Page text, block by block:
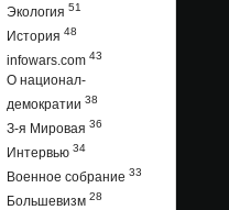
Экология 51
История 48
infowars.com 43
О национал-
демократии 38
З-я Мировая 36
Интервью 34
Военное собрание 33
Большевизм 28